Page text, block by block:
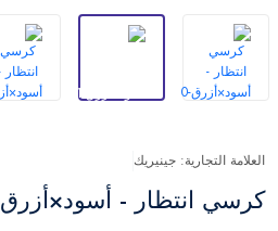
العلامة التجارية: جينيريك
كرسي انتظار - أسود×أزرق